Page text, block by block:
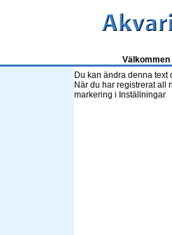
Du kan ändra denna text
När du har registrerat all
markering i Inställningar